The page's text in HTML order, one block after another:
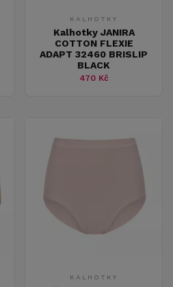
KALHOTKY
Kalhotky JANIRA
COTTON FLEXIE
ADAPT 32460 BRISLIP
BLACK
470 Kč
KALHOTKY